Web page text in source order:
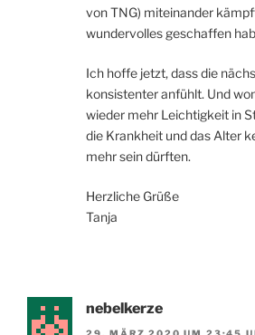
von TNG) miteinander
wundervolles geschaffen
Ich hoffe jetzt, dass die
konsistenter anfühlt. Und
wieder mehr Leichtigkeit in
die Krankheit und das Alter
mehr sein dürften.
Herzliche Grüße
Tanja
nebelkerze